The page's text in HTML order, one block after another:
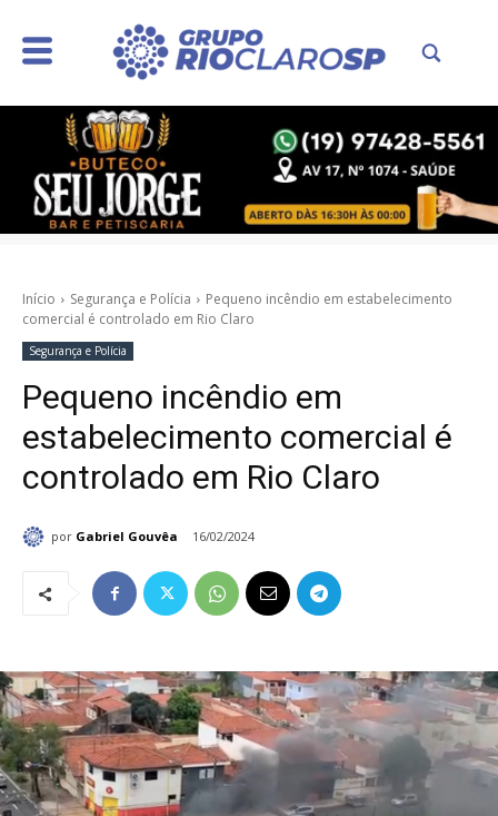
Início Segurança e Polícia
Pequeno incêndio em estabelecimento
comercial é controlado em Rio Claro
Segurança e Polícia
Pequeno incêndio em
estabelecimento comercial é
controlado em Rio Claro
por Gabriel Gouvêa 16/02/2024